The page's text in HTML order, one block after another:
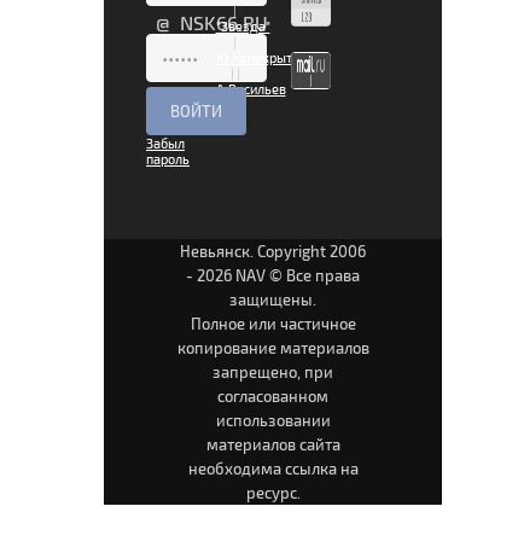
@ NSK66.RU
Забыл
пароль
|
"Звезда"
|
Ю.Непокрытая
| |
А.Васильев
Невьянск. Copyright 2006
- 2026 NAV © Все права
защищены.
Полное или частичное
копирование материалов
запрещено, при
согласованном
использовании
материалов сайта
необходима ссылка на
ресурс.